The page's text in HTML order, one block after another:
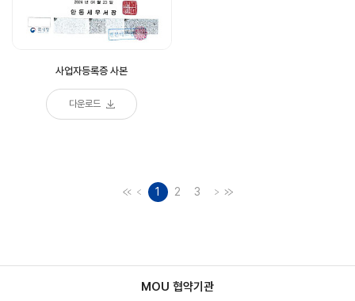
사업자등록증 사본
다운로드
1 2 3
MOU 협약기관